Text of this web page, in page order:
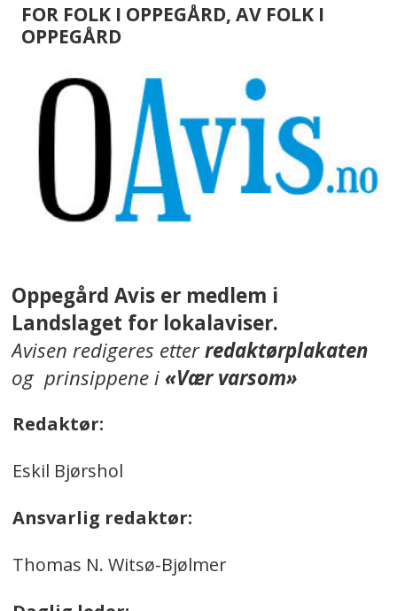
FOR FOLK I OPPEGÅRD, AV FOLK I
OPPEGÅRD
Oppegård Avis er medlem i
Landslaget for lokalaviser.
Avisen redigeres etterredaktørplakaten
og prinsippene i«Vær varsom»
Redaktør:
Eskil Bjørshol
Ansvarlig redaktør:
Thomas N. Witsø-Bjølmer